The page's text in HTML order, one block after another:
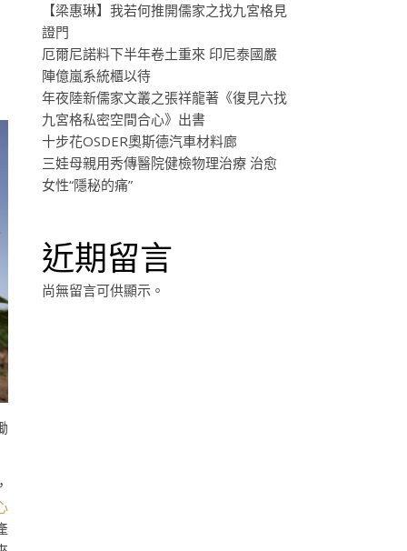
【梁惠琳】我若何推開儒家之找九宮格見
證門
厄爾尼諾料下半年卷土重來 印尼泰國嚴
陣億嵐系統櫃以待
年夜陸新儒家文叢之張祥龍著《復見六找
九宮格私密空間合心》出書
十步花OSDER奧斯德汽車材料廊
三娃母親用秀傳醫院健檢物理治療 治愈
女性“隱秘的痛”
近期留言
尚無留言可供顯示。